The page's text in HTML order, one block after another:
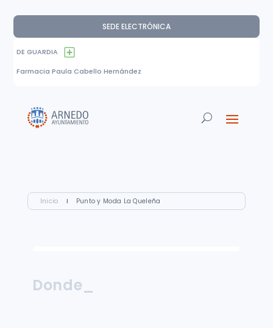
SEDE ELECTRÓNICA
DE GUARDIA
Farmacia Paula Cabello Hernández
Inicio I Punto y Moda La Queleña
Donde_